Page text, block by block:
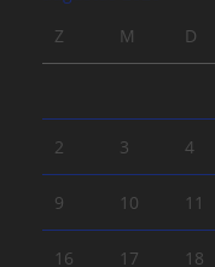
Z
M D
2 3 4
9 10 11
16 17 18